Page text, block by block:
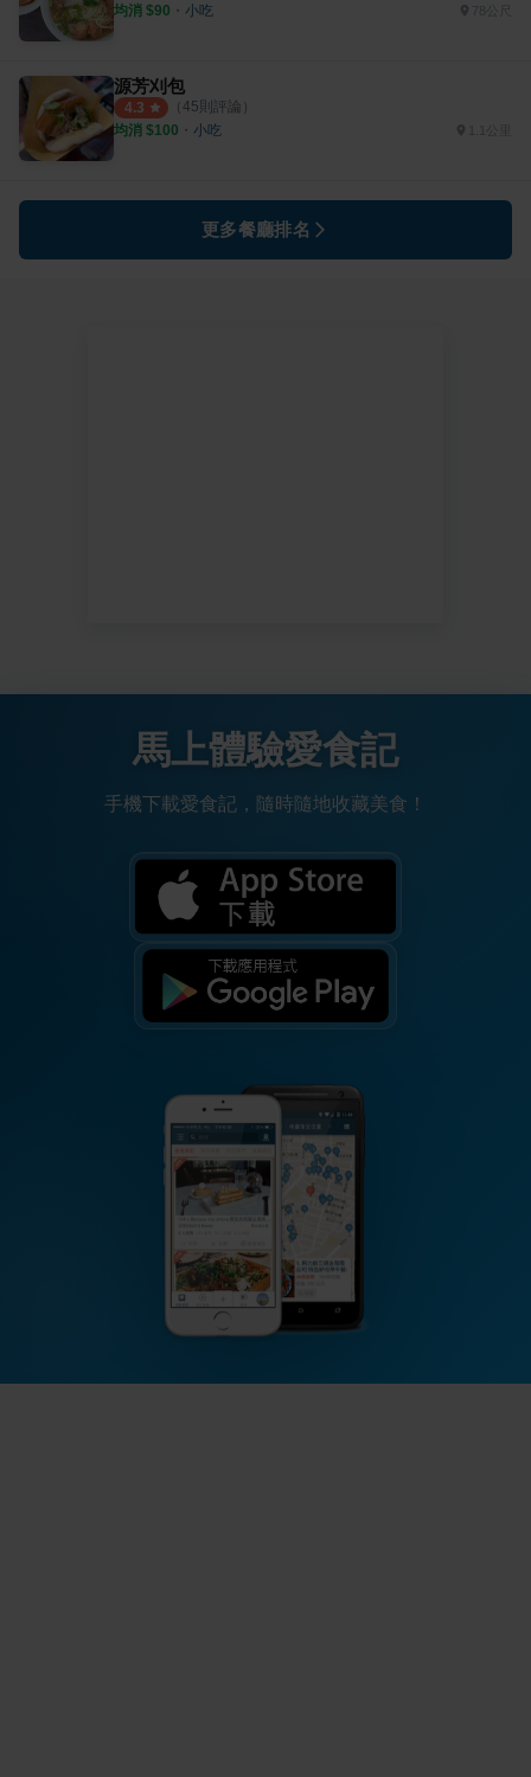
均消 $90 ・ 小吃
源芳刈包
4.3 （ 45則評論）
均消 $100 ・ 小吃
更多餐廳排名
馬上體驗愛食記
手機下載愛食記，隨時隨地收藏美食！